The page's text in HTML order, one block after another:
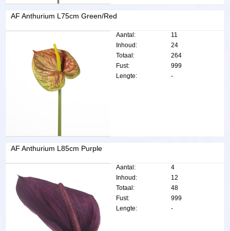
AF Anthurium L75cm Green/Red
Aantal:
11
Inhoud:
24
Totaal:
264
Fust:
999
Lengte:
-
AF Anthurium L85cm Purple
Aantal:
4
Inhoud:
12
Totaal:
48
Fust:
999
Lengte:
-